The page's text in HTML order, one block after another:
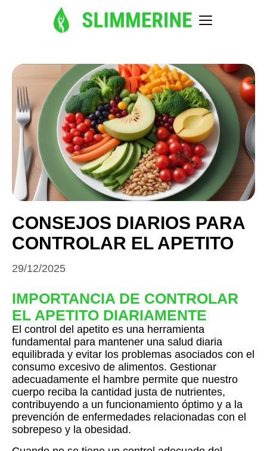
CONSEJOS DIARIOS PARA
CONTROLAR EL APETITO
29/12/2025
IMPORTANCIA DE CONTROLAR
EL APETITO DIARIAMENTE
El control del apetito es una herramienta
fundamental para mantener una salud diaria
equilibrada y evitar los problemas asociados con el
consumo excesivo de alimentos. Gestionar
adecuadamente el hambre permite que nuestro
cuerpo reciba la cantidad justa de nutrientes,
contribuyendo a un funcionamiento óptimo y a la
prevención de enfermedades relacionadas con el
sobrepeso y la obesidad.